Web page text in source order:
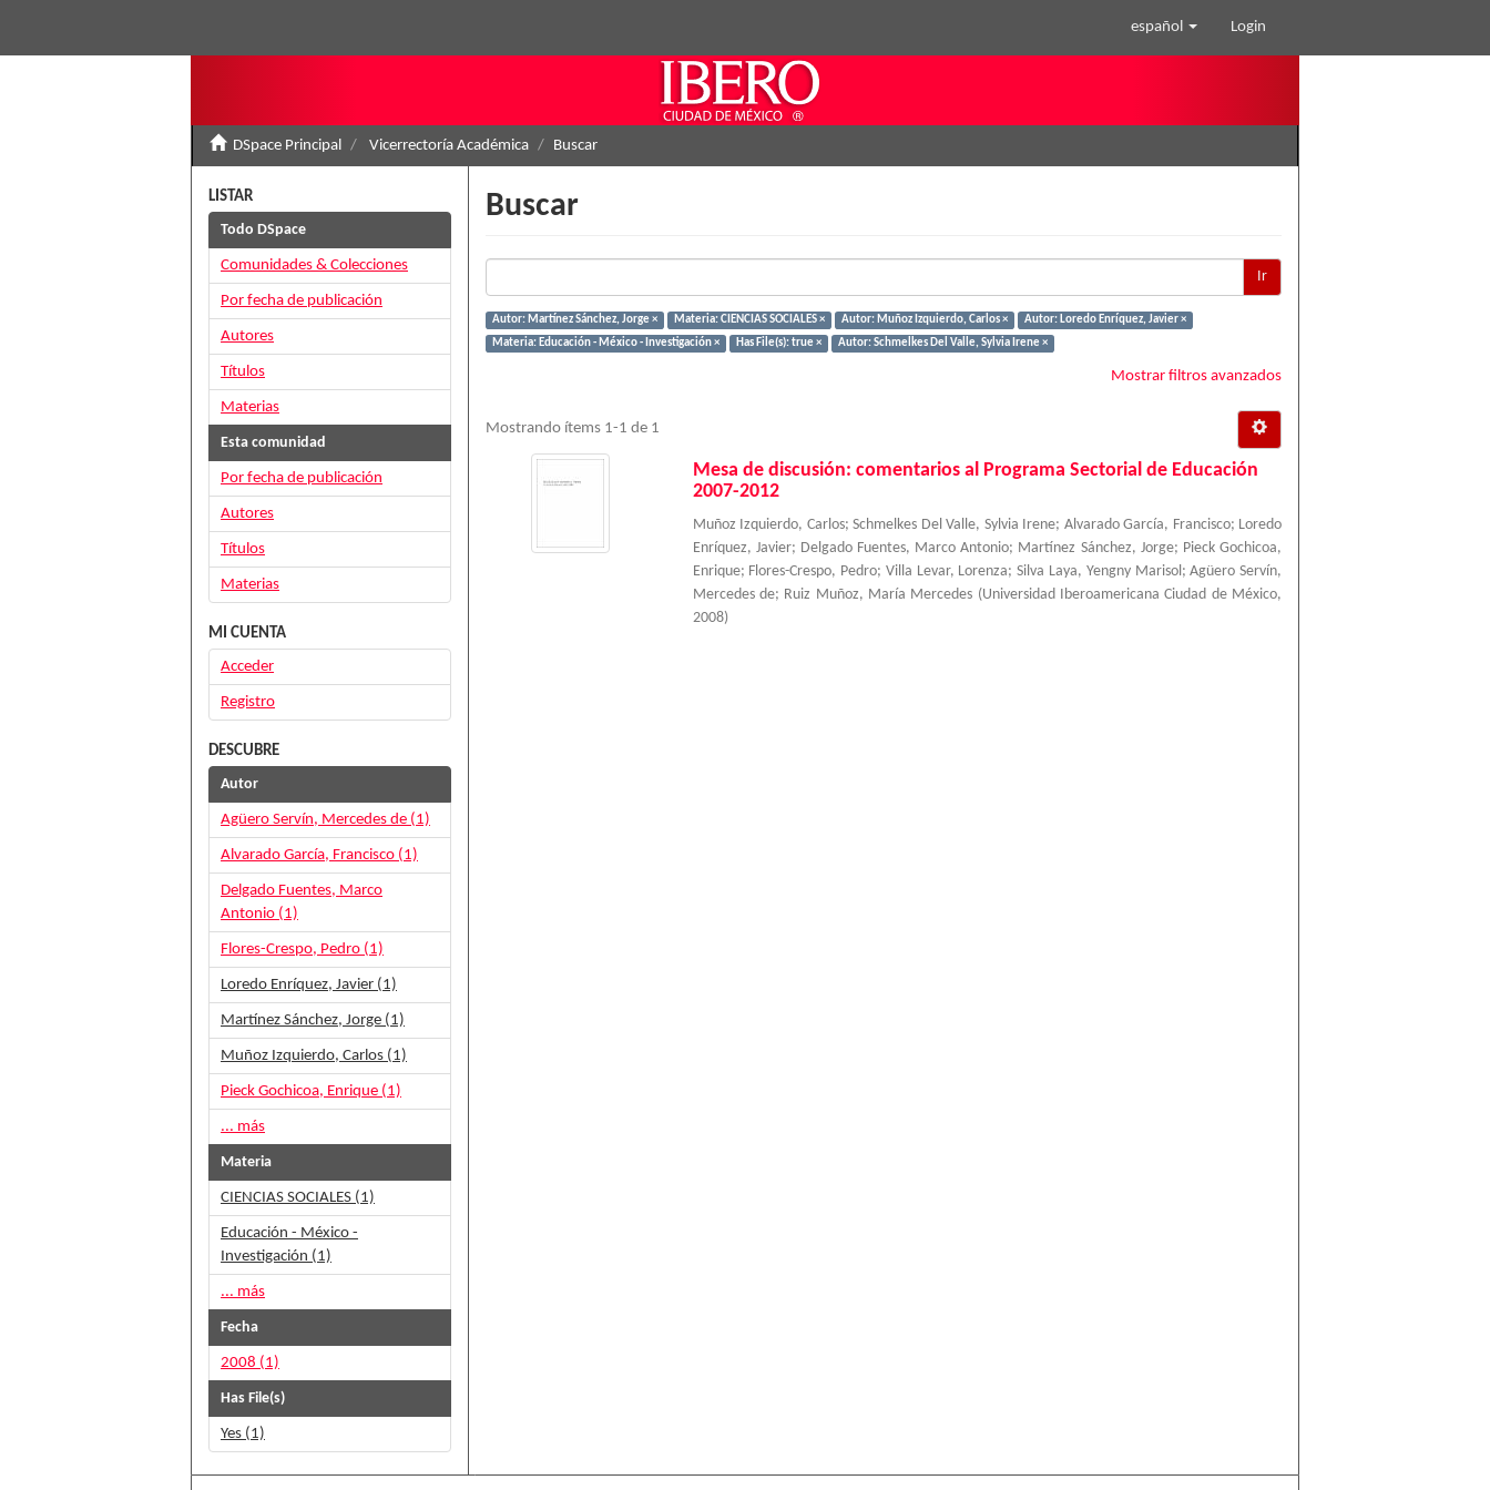
español Login
DSpace Principal Vicerrectoría Académica Buscar
Buscar
Ir
Autor: Martínez Sánchez, Jorge × Materia: CIENCIAS SOCIALES × Autor: Muñoz Izquierdo, Carlos ×
Autor: Loredo Enríquez, Javier ×
Materia: Educación - México - Investigación ×
Has File(s): true × Autor: Schmelkes Del Valle, Sylvia Irene ×
Mostrar filtros avanzados
Mostrando ítems 1-1 de 1
Mesa de discusión: comentarios al Programa Sectorial de Educación
2007-2012
Muñoz Izquierdo, Carlos;Schmelkes Del Valle, Sylvia Irene; Alvarado García, Francisco; Loredo
Enríquez, Javier; Delgado Fuentes, Marco Antonio; Martínez Sánchez, Jorge; Pieck Gochicoa,
Enrique; Flores-Crespo, Pedro; Villa Levar, Lorenza;Silva Laya, Yengny Marisol ;Agüero Servín,
Mercedes de; Ruiz Muñoz, María Mercedes (Universidad Iberoamericana Ciudad de México,
2008)
LISTAR
Todo DSpace
Comunidades & Colecciones
Por fecha de publicación
Autores
Títulos
Materias
Esta comunidad
Por fecha de publicación
Autores
Títulos
Materias
MI CUENTA
Acceder
Registro
DESCUBRE
Autor
Agüero Servín, Mercedes de (1)
Alvarado García, Francisco (1)
Delgado Fuentes, Marco
Antonio (1)
Flores-Crespo, Pedro (1)
Loredo Enríquez, Javier (1)
Martínez Sánchez, Jorge (1)
Muñoz Izquierdo, Carlos (1)
Pieck Gochicoa, Enrique (1)
... más
Materia
CIENCIAS SOCIALES (1)
Educación - México -
Investigación (1)
... más
Fecha
2008 (1)
Has File(s)
Yes (1)